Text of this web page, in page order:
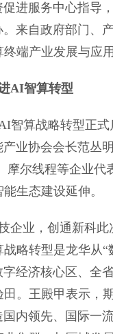
进服务中心指导
来自政府部门、
端产业发展与应用
AI智算转型
智算战略转型正
业协会会长范丛
摩尔线程等企业
生态建设延伸。
企业，创通新科
略转型是龙华从
经济核心区、全
。王殿甲表示，
内领先、国际一